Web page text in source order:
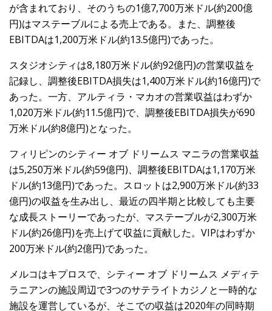
が含まれており、そのうちの1億7,700万米ドル(約200億
円)はマステーブルによる売上である。また、調整後
EBITDAは1,200万米ドル(約13.5億円)であった。
スタジオシティは8,180万米ドル(約92億円)の営業収益を
記録し、調整後EBITDA損失は1,400万米ドル(約16億円)で
あった。一方、アルティラ・マカオの営業収益はわずか
1,020万米ドル(約11.5億円)で、調整後EBITDA損失が690
万米ドル(約8億円)となった。
フィリピンのシティー オブ ドリームス マニラの営業収益
は5,250万米ドル(約59億円)、調整後EBITDAは1,170万米
ドル(約13億円)であった。スロットは2,900万米ドル(約33
億円)の収益を生み出し、最近の四半期と比較しても主要
な成長ストーリーであったが、マステーブルが2,300万米
ドル(約26億円)を売上げて収益に貢献した。VIPはわずか
200万米ドル(約2億円)であった。
メルコはキプロスで、シティー オブ ドリームス メディテ
ラニアンの施設周辺で3つのサテライトカジノと一時的な
施設を運営しているが、そこでの収益は2020年の同時期